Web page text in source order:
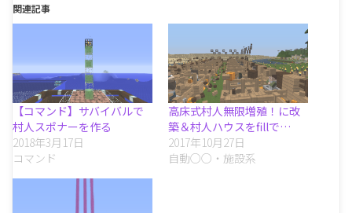
関連記事
【コマンド】サバイバルで
村人スポナーを作る
2018年3月17日
コマンド
高床式村人無限増殖！に改
築＆村人ハウスをfillで…
2017年10月27日
自動○○・施設系